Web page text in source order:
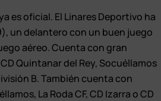
es oficial. El Linares Deportivo ha
un delantero con un buen juego
aéreo. Cuenta con gran
Quintanar del Rey, Socuéllamos
B. También cuenta con
La Roda CF, CD Izarra o CD